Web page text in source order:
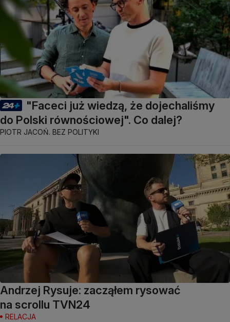
"Faceci już wiedzą, że dojechaliśmy
do Polski równościowej". Co dalej?
PIOTR JACOŃ. BEZ POLITYKI
Andrzej Rysuje: zacząłem rysować
na scrollu TVN24
RELACJA